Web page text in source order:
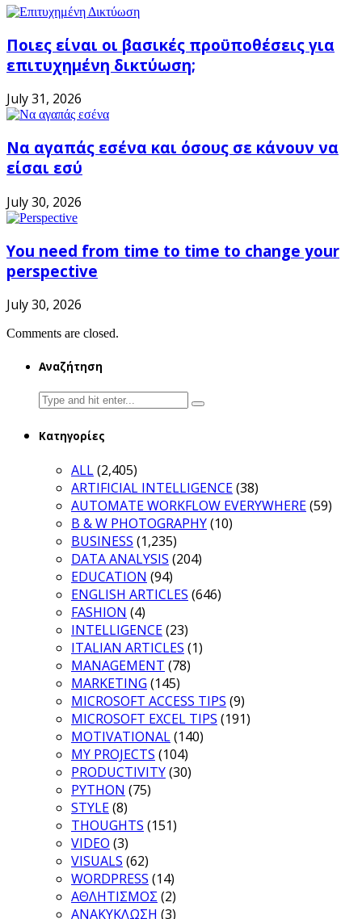
Ποιες είναι οι βασικές προϋποθέσεις για
επιτυχημένη δικτύωση;
July 31, 2026
Να αγαπάς εσένα και όσους σε κάνουν να
είσαι εσύ
July 30, 2026
You need from time to time to change your
perspective
July 30, 2026
Comments are closed.
Αναζήτηση
Search
for:
Κατηγορίες
ALL(2,405)
ARTIFICIAL INTELLIGENCE(38)
AUTOMATE WORKFLOW EVERYWHERE(59)
B & W PHOTOGRAPHY(10)
BUSINESS (1,235)
DATA ANALYSIS (204)
EDUCATION (94)
ENGLISH ARTICLES (646)
FASHION (4)
INTELLIGENCE(23)
ITALIAN ARTICLES (1)
MANAGEMENT (78)
MARKETING (145)
MICROSOFT ACCESS TIPS (9)
MICROSOFT EXCEL TIPS (191)
MOTIVATIONAL(140)
MY PROJECTS (104)
PRODUCTIVITY(30)
PYTHON (75)
STYLE(8)
THOUGHTS (151)
VIDEO (3)
VISUALS (62)
WORDPRESS (14)
ΑΘΛΗΤΙΣΜΟΣ (2)
ΑΝΑΚΥΚΛΩΣΗ (3)